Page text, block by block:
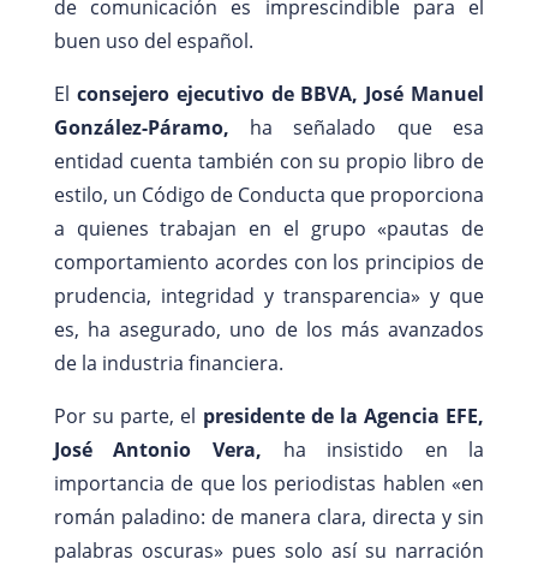
de comunicación es imprescindible para el
buen uso del español.
El consejero ejecutivo de BBVA, José Manuel
González-Páramo, ha señalado que esa
entidad cuenta también con su propio libro de
estilo, un Código de Conducta que proporciona
a quienes trabajan en el grupo «pautas de
comportamiento acordes con los principios de
prudencia, integridad y transparencia» y que
es, ha asegurado, uno de los más avanzados
de la industria financiera.
Por su parte, el presidente de la Agencia EFE,
José Antonio Vera, ha insistido en la
importancia de que los periodistas hablen «en
román paladino: de manera clara, directa y sin
palabras oscuras» pues solo así su narración